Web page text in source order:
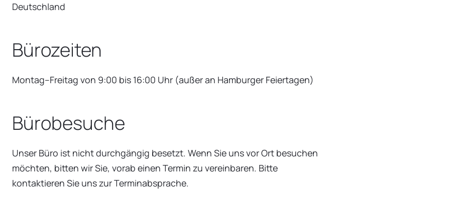
Deutschland
Bürozeiten
Montag–Freitag von 9:00 bis 16:00 Uhr (außer an Hamburger Feiertagen)
Bürobesuche
Unser Büro ist nicht durchgängig besetzt. Wenn Sie uns vor Ort besuchen
möchten, bitten wir Sie, vorab einen Termin zu vereinbaren. Bitte
kontaktieren Sie uns zur Terminabsprache.